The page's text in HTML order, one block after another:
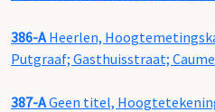
386-AHeerlen,
Putgraaf; Gasthuisstraat;
387-AGeen titel,